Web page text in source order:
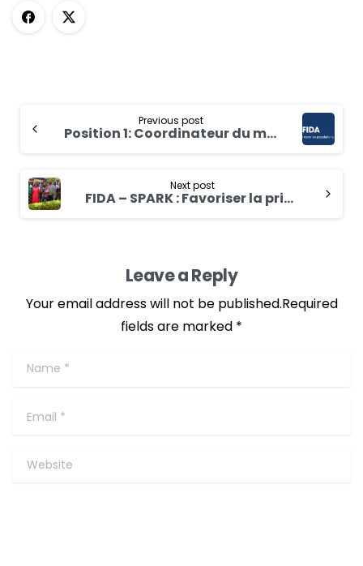
Previous post
Position 1: Coordinateur du mécanisme de transformation du genre dans l’adaptation au changement climatique (GTM) au Burkina Faso
Next post
FIDA – SPARK : Favoriser la prise en compte des personnes handicapées dans le PAFA-4R
Leave a Reply
Your email address will not be published.Required
fields are marked *
Name*
Email
Website